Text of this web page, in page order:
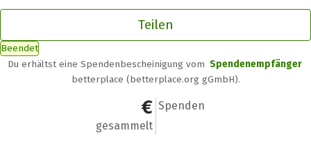
Teilen
Beendet
Du erhältst eine Spendenbescheinigung vom Spendenempfänger
betterplace (betterplace.org gGmbH).
0 €
gesammelt
0
Spenden